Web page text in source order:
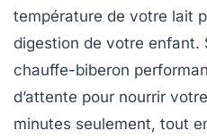
température de votre lait
digestion de votre enfant.
chauffe-biberon
d’attente pour nourrir
minutes seulement, tout